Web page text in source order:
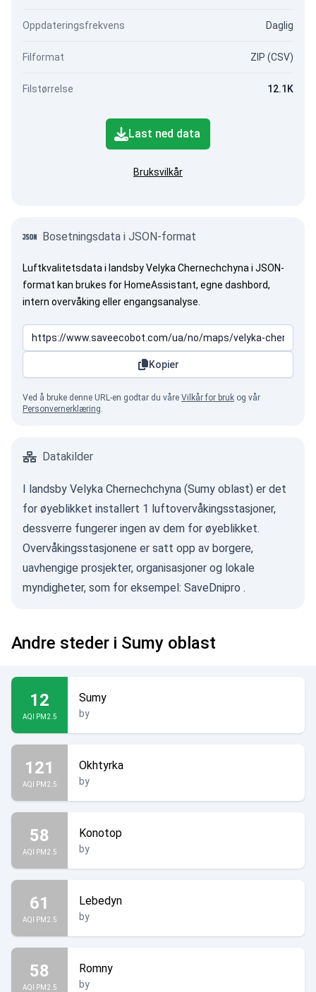
Oppdateringsfrekvens Daglig
Filformat ZIP (CSV)
Filstørrelse 12.1K
Last ned data
Bruksvilkår
Bosetningsdata i JSON-format
Luftkvalitetsdata i landsby Velyka Chernechchyna i JSON-
format kan brukes for HomeAssistant, egne dashbord,
intern overvåking eller engangsanalyse.
Kopier
Ved å bruke denne URL-en godtar du våre Vilkår for bruk og vår
Personvernerklæring.
Datakilder
I landsby Velyka Chernechchyna (Sumy oblast) er det
for øyeblikket installert 1 luftovervåkingsstasjoner,
dessverre fungerer ingen av dem for øyeblikket.
Overvåkingsstasjonene er satt opp av borgere,
uavhengige prosjekter, organisasjoner og lokale
myndigheter, som for eksempel: SaveDnipro .
Andre steder i Sumy oblast
12
AQI PM2.5
Sumy
by
121
AQI PM2.5
Okhtyrka
by
58
AQI PM2.5
Konotop
by
61
AQI PM2.5
Lebedyn
by
58
AQI PM2.5
Romny
by